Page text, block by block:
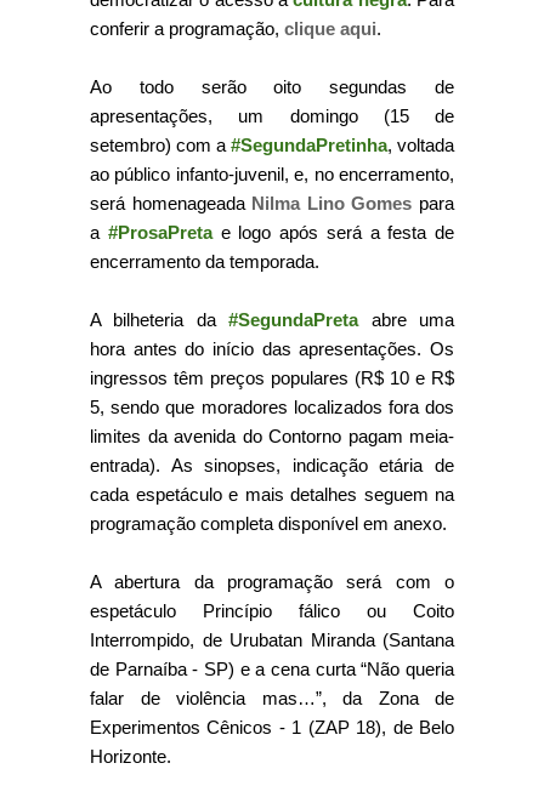
conferir a programação, clique aqui.
Ao todo serão oito segundas de
apresentações, um domingo (15 de
setembro) com a #SegundaPretinha, voltada
ao público infanto-juvenil, e, no encerramento,
será homenageada Nilma Lino Gomes para
a #ProsaPretae logo após será a festa de
encerramento da temporada.
A bilheteria da#SegundaPretaabre uma
hora antes do início das apresentações. Os
ingressos têm preços populares (R$ 10 e R$
5, sendo que moradores localizados fora dos
limites da avenida do Contorno pagam meia-
entrada). As sinopses, indicação etária de
cada espetáculo e mais detalhes seguem na
programação completa disponível em anexo.
A abertura da programação será com o
espetáculo Princípio fálico ou Coito
Interrompido, de Urubatan Miranda (Santana
de Parnaíba - SP) e a cena curta “Não queria
falar de violência mas…”, da Zona de
Experimentos Cênicos - 1 (ZAP 18), de Belo
Horizonte.